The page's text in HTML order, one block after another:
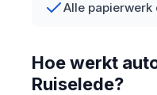
Alle
Hoe werkt
Ruiselede?